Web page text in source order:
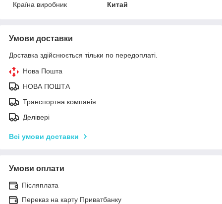
Країна виробник
Китай
Умови доставки
Доставка здійснюється тільки по передоплаті.
Нова Пошта
НОВА ПОШТА
Транспортна компанія
Делівері
Всі умови доставки
Умови оплати
Післяплата
Переказ на карту Приватбанку